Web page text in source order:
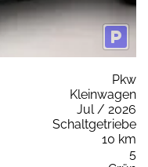
Pkw
Kleinwagen
Jul / 2026
Schaltgetriebe
10 km
5